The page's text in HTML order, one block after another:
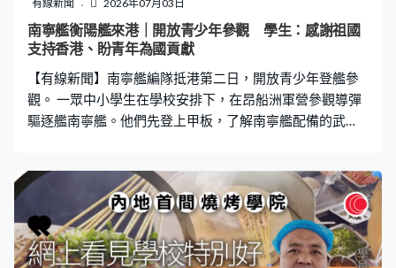
70枚彈道導彈。 基輔46個地鐵站開放予民眾避難，破紀錄
收容5萬多人 ，包括4,500名兒童。克里姆林宮揚言會加大
有線新聞 2026年07月03日
南寧艦衡陽艦來港｜開放青少年參觀 學生：感謝祖國
支持香港、盼青年為國貢獻
【有線新聞】南寧艦編隊抵港第二日，開放青少年登艦參
觀。 一眾中小學生在學校安排下，在昂船洲軍營參觀導彈
驅逐艦南寧艦。他們先登上甲板，了解南寧艦配備的武
放學生參觀，甲板上可以近距離觀看火箭炮架。有學生說
十分興奮，期望之後再有機會登上其他軍艦。 中一學生楊
同學：「我覺得這些（軍艦），展現出我們中華人民共和
國的強硬，還有我們的裝備是十分先進的，可以抵擋敵